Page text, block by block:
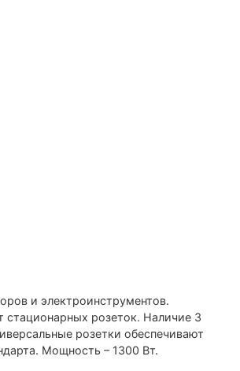
и электроинструментов.
стационарных розеток. Наличие 3
розетки обеспечивают
Мощность – 1300 Вт.